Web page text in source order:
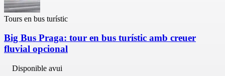
Tours en bus turístic
Big Bus Praga: tour en bus turístic amb creuer
fluvial opcional
Disponible avui